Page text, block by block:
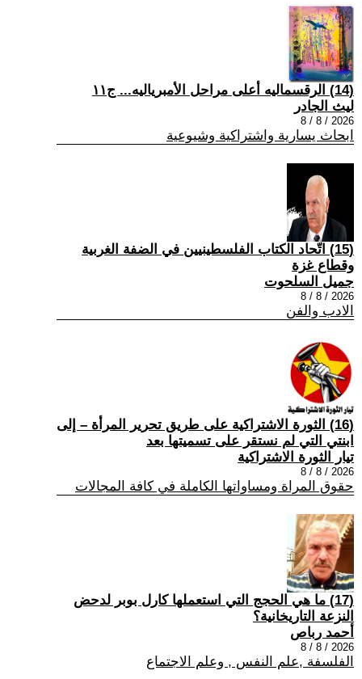
(14) الرقسماليه أعلى مراحل الأمبرياليه... ج١١
ليث الجادر
2026 / 8 / 8
ابحاث يسارية واشتراكية وشيوعية
(15) اتّحاد الكتاب الفلسطينيين في الضفة الغربية
وقطاع غزة
جميل السلحوت
2026 / 8 / 8
الادب والفن
(16) الثورة الاشتراكية على طريق تحرير المرأة – إلى
ابنتي التي لم نستقر على تسميتها بعد
تيار الثورة الاشتراكية
2026 / 8 / 8
حقوق المراة ومساواتها الكاملة في كافة المجالات
(17) ما هي الحجج التي استعملها كارل بوبر لدحض
النزعة التاريخانية؟
أحمد رباص
2026 / 8 / 8
الفلسفة ,علم النفس , وعلم الاجتماع